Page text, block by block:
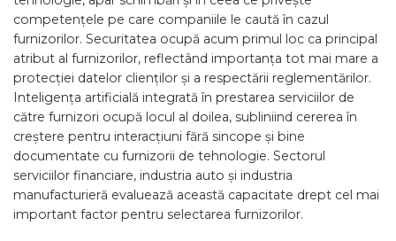
competențele pe care companiile le caută în cazul
furnizorilor. Securitatea ocupă acum primul loc ca principal
atribut al furnizorilor, reflectând importanța tot mai mare a
protecției datelor clienților și a respectării reglementărilor.
Inteligența artificială integrată în prestarea serviciilor de
către furnizori ocupă locul al doilea, subliniind cererea în
creștere pentru interacțiuni fără sincope și bine
documentate cu furnizorii de tehnologie. Sectorul
serviciilor financiare, industria auto și industria
manufacturieră evaluează această capacitate drept cel mai
important factor pentru selectarea furnizorilor.